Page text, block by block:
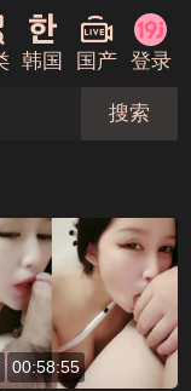
韩国 国产 登录
搜索
00:58:55